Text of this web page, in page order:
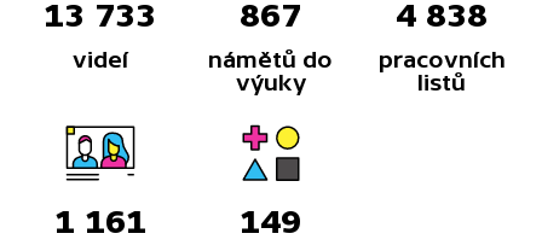
13 733
videí
867
námětů do
výuky
4 838
pracovních
listů
1 161 149